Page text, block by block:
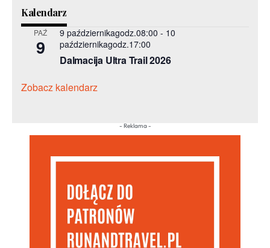
Kalendarz
PAŹ
9
9 październikagodz.08:00 - 10
październikagodz.17:00
Dalmacija Ultra Trail 2026
Zobacz kalendarz
- Reklama -